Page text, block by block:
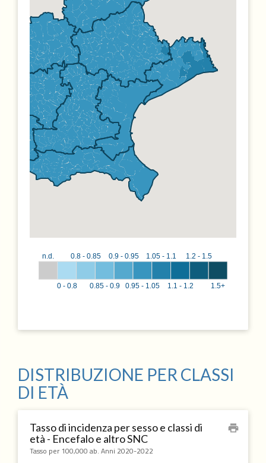
n.d.
0 - 0.8
0.8 - 0.85
0.85 - 0.9
0.9 - 0.95
0.95 - 1.05
1.05 - 1.1
1.1 - 1.2
1.2 - 1.5
1.5+
DISTRIBUZIONE PER CLASSI
DI ETÀ
Tasso di incidenza per sesso e classi di
età - Encefalo e altro SNC
Tasso per 100,000 ab. Anni 2020-2022
print